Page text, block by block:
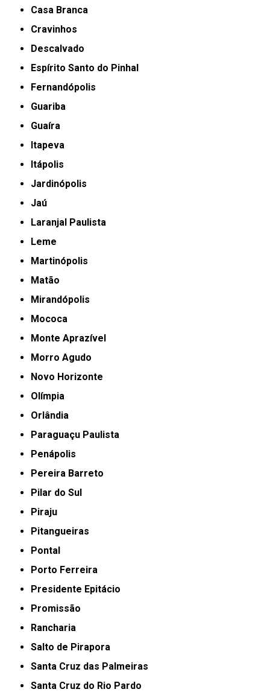
Casa Branca
Cravinhos
Descalvado
Espírito Santo do Pinhal
Fernandópolis
Guariba
Guaíra
Itapeva
Itápolis
Jardinópolis
Jaú
Laranjal Paulista
Leme
Martinópolis
Matão
Mirandópolis
Mococa
Monte Aprazível
Morro Agudo
Novo Horizonte
Olímpia
Orlândia
Paraguaçu Paulista
Penápolis
Pereira Barreto
Pilar do Sul
Piraju
Pitangueiras
Pontal
Porto Ferreira
Presidente Epitácio
Promissão
Rancharia
Salto de Pirapora
Santa Cruz das Palmeiras
Santa Cruz do Rio Pardo